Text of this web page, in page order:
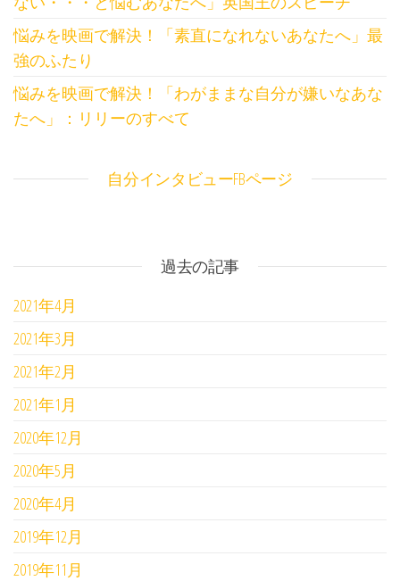
悩みを映画で解決！「素直になれないあなたへ」最
強のふたり
悩みを映画で解決！「わがままな自分が嫌いなあな
たへ」：リリーのすべて
自分インタビューFBページ
過去の記事
2021年4月
2021年3月
2021年2月
2021年1月
2020年12月
2020年5月
2020年4月
2019年12月
2019年11月